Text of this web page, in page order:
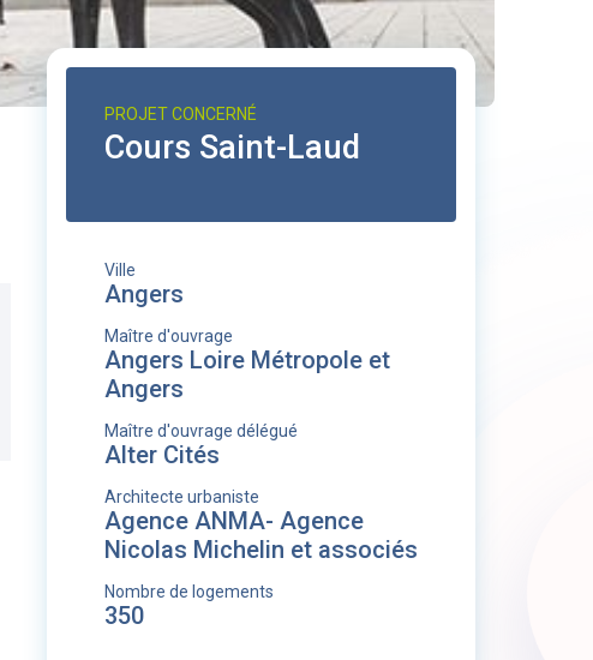
PROJET CONCERNÉ
Cours Saint-Laud
Ville
Angers
Maître d'ouvrage
Angers Loire Métropole et
Angers
Maître d'ouvrage délégué
Alter Cités
Architecte urbaniste
Agence ANMA- Agence
Nicolas Michelin et associés
Nombre de logements
350